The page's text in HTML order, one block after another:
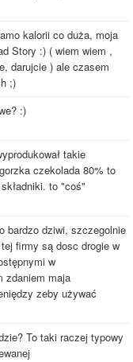
kalorii co duża, moja
Story :) ( wiem wiem ,
darujcie ) ale czasem
;)
:)
takie
czekolada 80% to
to "coś"
bardzo dziwi, szczegolnie
firmy są dosc drogie w
w
zdaniem maja
zeby używać
To taki raczej typowy